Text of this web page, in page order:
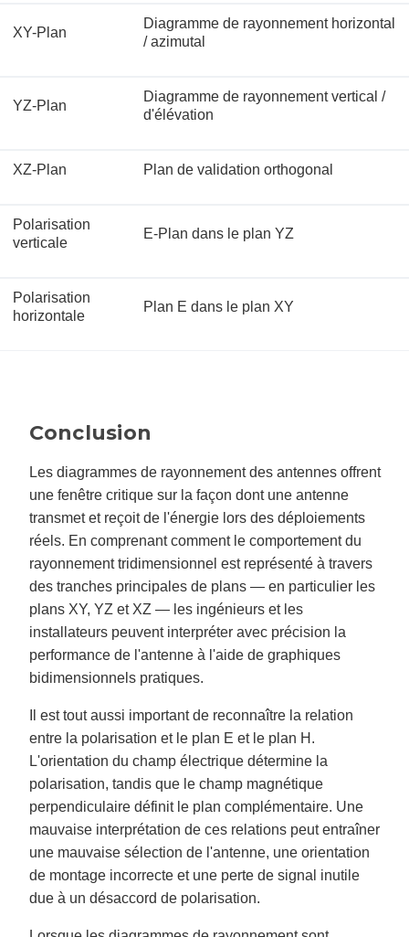
XY-Plan
Diagramme de rayonnement horizontal
/ azimutal
YZ-Plan
Diagramme de rayonnement vertical /
d'élévation
XZ-Plan Plan de validation orthogonal
Polarisation
verticale
E-Plan dans le plan YZ
Polarisation
horizontale
Plan E dans le plan XY
Conclusion
Les diagrammes de rayonnement des antennes offrent
une fenêtre critique sur la façon dont une antenne
transmet et reçoit de l'énergie lors des déploiements
réels. En comprenant comment le comportement du
rayonnement tridimensionnel est représenté à travers
des tranches principales de plans — en particulier les
plans XY, YZ et XZ — les ingénieurs et les
installateurs peuvent interpréter avec précision la
performance de l'antenne à l'aide de graphiques
bidimensionnels pratiques.
Il est tout aussi important de reconnaître la relation
entre la polarisation et le plan E et le plan H.
L'orientation du champ électrique détermine la
polarisation, tandis que le champ magnétique
perpendiculaire définit le plan complémentaire. Une
mauvaise interprétation de ces relations peut entraîner
une mauvaise sélection de l'antenne, une orientation
de montage incorrecte et une perte de signal inutile
due à un désaccord de polarisation.